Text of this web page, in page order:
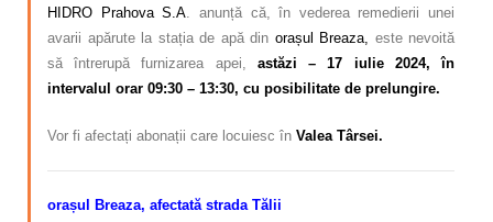
HIDRO Prahova S.A . anunță că, în vederea remedierii unei
avarii apărute la stația de apă din orașul Breaza,
este nevoită
să întrerupă furnizarea apei,
astăzi – 17 iulie 2024, în
intervalul orar 09:30 – 13:30, cu posibilitate de prelungire.
Vor fi afectați abonații care locuiesc în Valea Târsei.
orașul Breaza, afectată strada Tălii